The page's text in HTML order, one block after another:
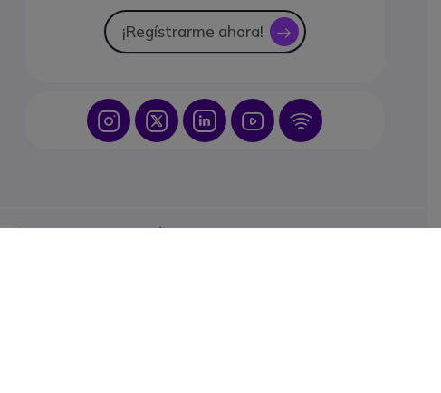
¡Regístrarme ahora! icon
Icon IconIcon Icon Icon